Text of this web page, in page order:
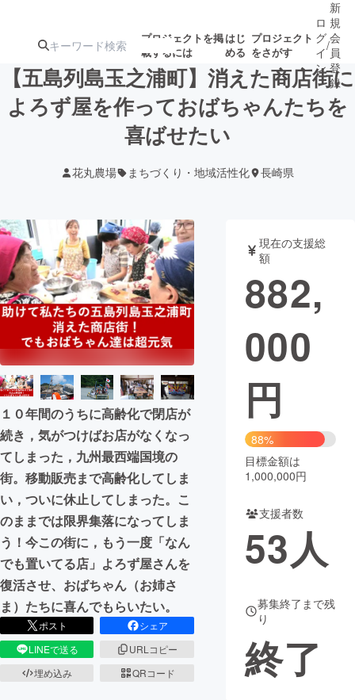
プロジェクトを掲
載するには
はじ
める
プロジェクト
をさがす
注目の新着プロ募集終了が近いプ
テクノロジー・ガジェット
映像・映画 書籍・雑誌
ビジネス・起業 チャレンジ
まちづくり・地域活性化
CAMPFIRE for Social Good
CAMPFIRE Creation
CAMPFIREふるさと納税
コミュニティ
ロ
グ
イ
ン
/
新
規
会
員
登
録
【五島列島玉之浦町】消えた商店街に
よろず屋を作っておばちゃんたちを
喜ばせたい
花丸農場 まちづくり・地域活性化 長崎県
１０年間のうちに高齢化で閉店が
続き，気がつけばお店がなくなっ
てしまった，九州最西端国境の
街。移動販売まで高齢化してしま
い，ついに休止してしまった。こ
のままでは限界集落になってしま
う！今この街に，もう一度「なん
でも置いてる店」よろず屋さんを
復活させ、おばちゃん（お姉さ
ま）たちに喜んでもらいたい。
ポスト
シェア
LINEで送る
URLコピー
埋め込み
QRコード
現在の支援総
額
882,
000
円
88%
目標金額は
1,000,000円
支援者数
53人
募集終了まで残
り
終了